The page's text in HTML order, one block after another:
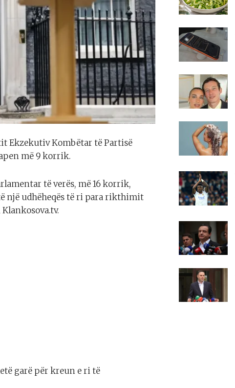
Ekzekutiv Kombëtar të Partisë
më 9 korrik.
të verës, më 16 korrik,
një udhëheqës të ri para rikthimit
garë për kreun e ri të